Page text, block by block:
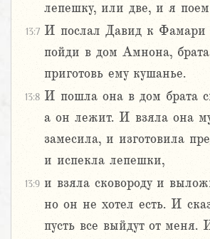
лепешку, или две, и я
13:7 И послал Давид к Фамари
пойди в дом Амнона, брата
приготовь ему кушанье.
13:8 И пошла она в дом брата
а он лежит. И взяла она
замесила, и изготовила
и испекла лепешки,
13:9 и взяла сковороду и
но он не хотел есть. И
пусть все выйдут от